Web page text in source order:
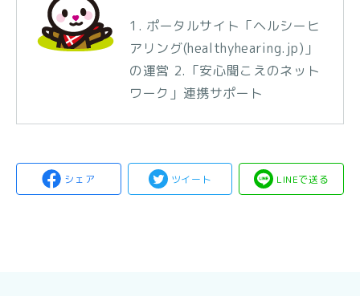
1. ポータルサイト「ヘルシーヒ
アリング(healthyhearing.jp)」
の運営 2.「安心聞こえのネット
ワーク」連携サポート
シェア ツイート LINEで送る